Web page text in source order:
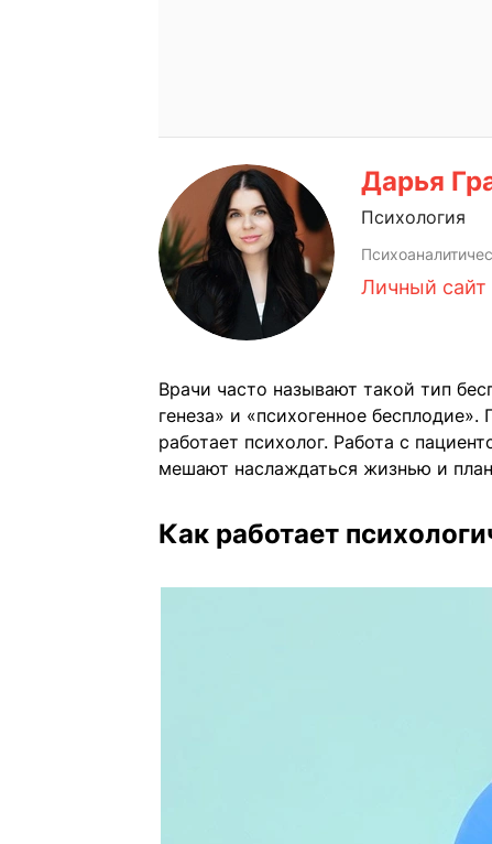
Дарья
Психология
Личный сайт
Врачи часто называют такой тип
генеза» и «психогенное
работает психолог. Работа с
мешают наслаждаться жизнью и
Как работает